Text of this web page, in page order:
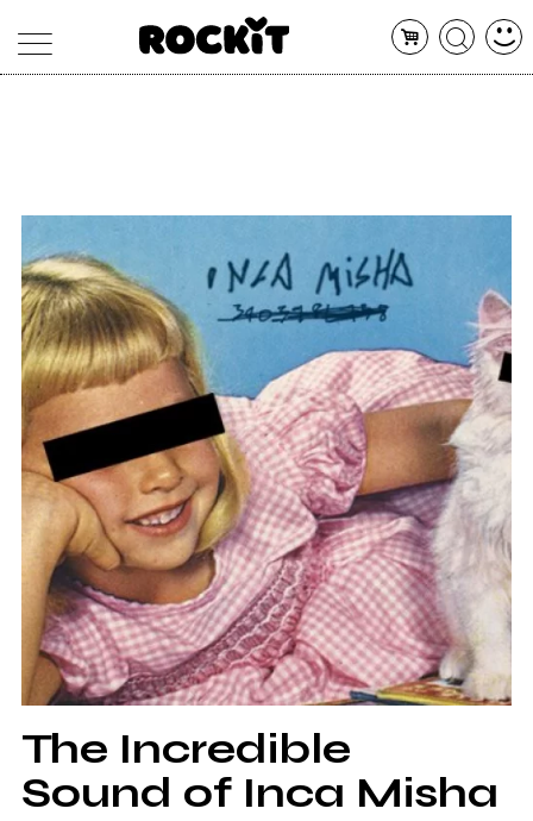
CONCERTI
SHOP
RADIO
The Incredible
Sound of Inca Misha